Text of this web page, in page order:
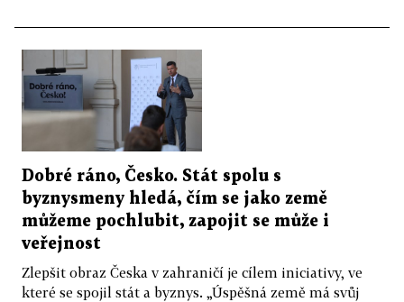
Dobré ráno, Česko. Stát spolu s
byznysmeny hledá, čím se jako země
můžeme pochlubit, zapojit se může i
veřejnost
Zlepšit obraz Česka v zahraničí je cílem iniciativy, ve
které se spojil stát a byznys. „Úspěšná země má svůj